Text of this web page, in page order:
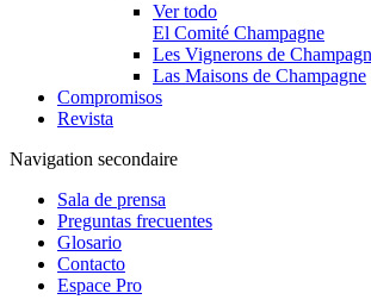
Ver todo
El Comité Champagne
Les Vignerons de
Las Maisons de Champagne
Compromisos
Revista
Navigation secondaire
Sala de prensa
Preguntas frecuentes
Glosario
Contacto
Espace Pro